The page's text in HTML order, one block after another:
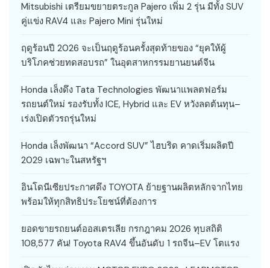
Mitsubishi เตรียมขยายตระกูล Pajero เพิ่ม 2 รุ่น มีทั้ง SUV
คู่แข่ง RAV4 และ Pajero Mini รุ่นใหม่
ฤดูร้อนปี 2026 จะเป็นฤดูร้อนครั้งสุดท้ายของ “ยุคให้ผู้
บริโภคช่วยทดสอบรถ” ในอุตสาหกรรมยานยนต์จีน
Honda เล็งดึง Tata Technologies พัฒนาแพลตฟอร์ม
รถยนต์ใหม่ รองรับทั้ง ICE, Hybrid และ EV หวังลดต้นทุน–
เร่งเปิดตัวรถรุ่นใหม่
Honda เล็งพัฒนา “Accord SUV” ไฮบริด คาดเริ่มผลิตปี
2029 เฉพาะในสหรัฐฯ
อินโดนีเซียประกาศดึง TOYOTA ย้ายฐานผลิตหลักจากไทย
พร้อมให้ทุกสิทธิประโยชน์ที่ต้องการ
ยอดขายรถยนต์ออสเตรเลีย กรกฎาคม 2026 ทุบสถิติ
108,577 คัน! Toyota RAV4 ขึ้นอันดับ 1 รถจีน–EV โตแรง